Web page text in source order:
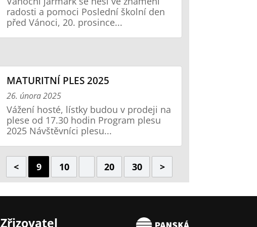
radosti a pomoci Poslední školní den
před Vánoci, 20. prosince...
MATURITNÍ PLES 2025
26. února 2025
Vážení hosté, lístky budou v prodeji na
plese od 17.30 hodin Program plesu
2025 Návštěvníci plesu...
< 9 10 20 30 >
Zřizovatel